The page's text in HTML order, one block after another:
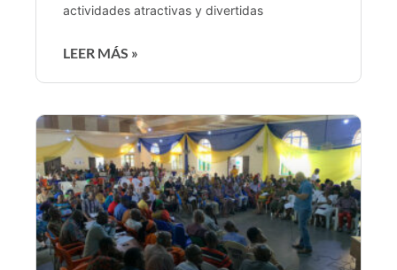
actividades atractivas y divertidas
LEER MÁS »